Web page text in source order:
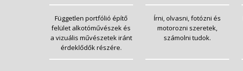
Független portfólió építő
felület alkotóművészek és
a vizuális művészetek iránt
érdeklődők részére.
Írni, olvasni, fotózni és
motorozni szeretek,
számolni tudok.